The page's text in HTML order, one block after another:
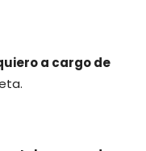
a cargo de